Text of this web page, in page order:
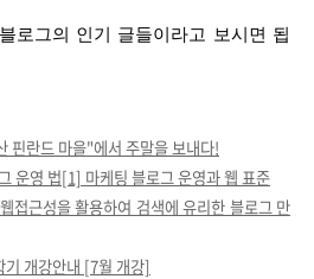
로그의 인기 글들이라고 보시면 됩
핀란드 마을"에서 주말을 보내다!
운영 법[1] 마케팅 블로그 운영과 웹 표준
접근성을 활용하여 검색에 유리한 블로그 만
개강안내 [7월 개강]